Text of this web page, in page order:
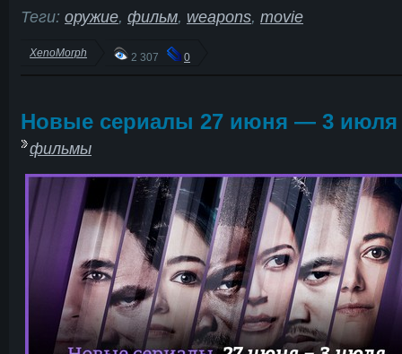
Теги: оружие, фильм, weapons, movie
XenoMorph 2 307 0
Новые сериалы 27 июня — 3 июля
фильмы